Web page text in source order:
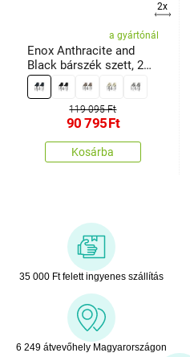
2x
a gyártónál
Enox Anthracite and
Black bárszék szett, 2
db
119 095 Ft
90 795Ft
Kosárba
35 000 Ft felett ingyenes szállítás
6 249 átvevőhely Magyarországon